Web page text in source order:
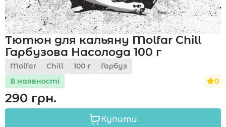
Акції
Укр Рус
Тютюн для кальяну Molfar Chill
Гарбузова Насолода 100 г
Molfar Chill 100 г
Гарбуз
В наявності
0
290 грн.
Купити